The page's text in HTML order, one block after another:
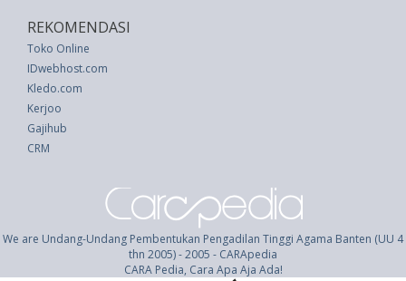
REKOMENDASI
Toko Online
IDwebhost.com
Kledo.com
Kerjoo
Gajihub
CRM
We are Undang-Undang Pembentukan Pengadilan Tinggi Agama Banten (UU 4
thn 2005) - 2005 - CARApedia
CARA Pedia, Cara Apa Aja Ada!